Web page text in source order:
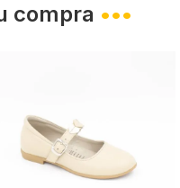
compra •••